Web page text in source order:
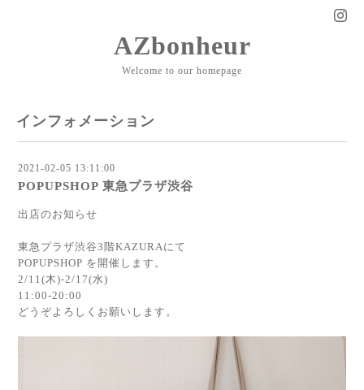
AZbonheur
Welcome to our homepage
インフォメーション
2021-02-05 13:11:00
POPUPSHOP 東急プラザ渋谷
出店のお知らせ
東急プラザ渋谷3階KAZURAにて
POPUPSHOP を開催します。
2/11(木)-2/17(水)
11:00-20:00
どうぞよろしくお願いします。